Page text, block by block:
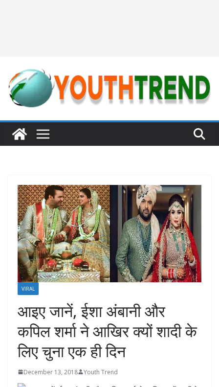
VIRAL
आइए जानें, ईशा अंबानी और
कपिल शर्मा ने आखिर क्यों शादी के
लिए चुना एक ही दिन
December 13, 2018 Youth Trend